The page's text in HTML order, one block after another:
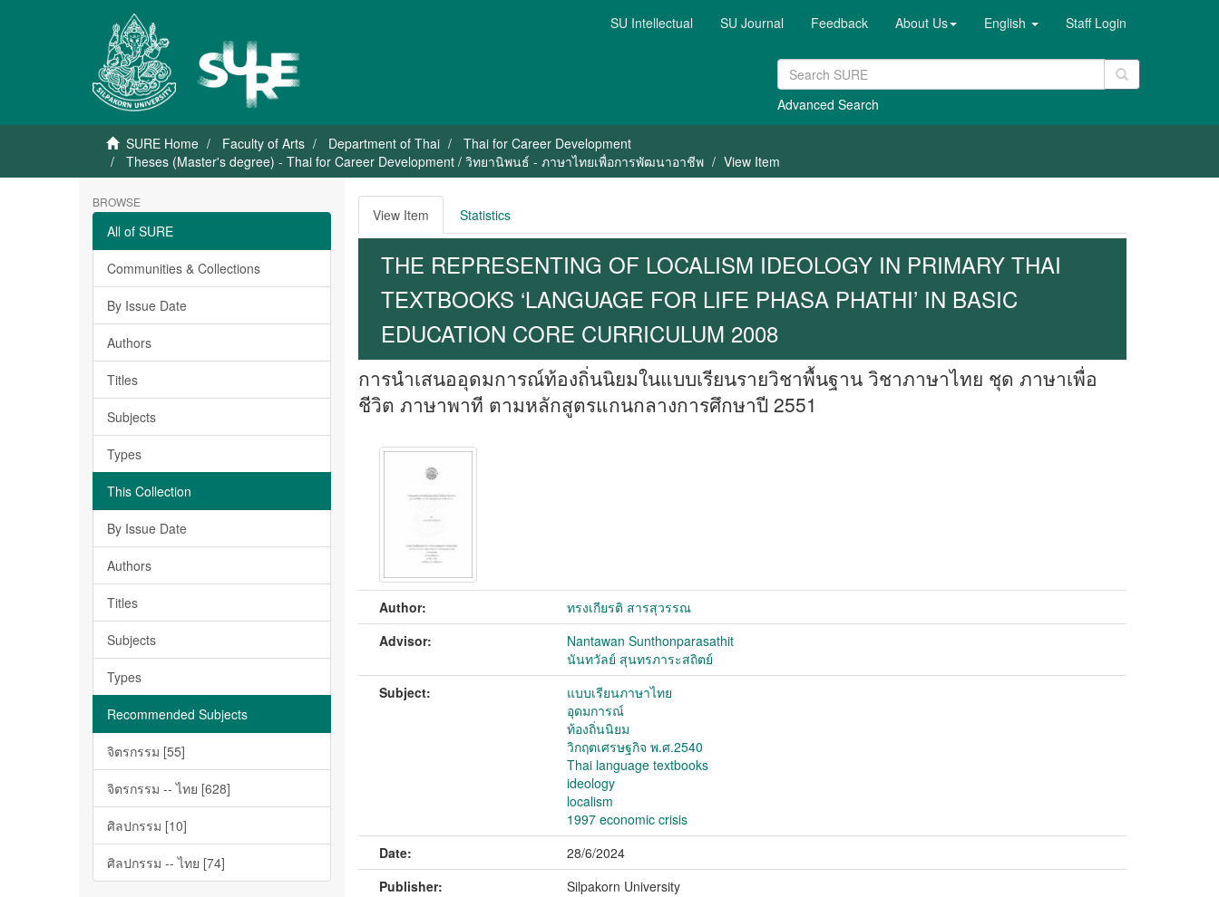
SU Intellectual SU Journal Feedback About Us English Staff Login
Advanced Search
SURE Home Faculty of Arts Department of Thai
Thai for Career Development
Theses (Master's degree) - Thai for Career Development / วิทยานิพนธ์ - ภาษาไทยเพื่อการพัฒนาอาชีพ
View Item
BROWSE
All of SURE
Communities & Collections
By Issue Date
Authors
Titles
Subjects
Types
This Collection
By Issue Date
Authors
Titles
Subjects
Types
Recommended Subjects
จิตรกรรม [55]
จิตรกรรม -- ไทย [628]
ศิลปกรรม [10]
ศิลปกรรม -- ไทย [74]
View Item Statistics
THE REPRESENTING OF LOCALISM IDEOLOGY IN PRIMARY THAI
TEXTBOOKS ‘LANGUAGE FOR LIFE PHASA PHATHI’ IN BASIC
EDUCATION CORE CURRICULUM 2008
การนำเสนออุดมการณ์ท้องถิ่นนิยมในแบบเรียนรายวิชาพื้นฐาน วิชาภาษาไทย ชุด ภาษาเพื่อ
ชีวิต ภาษาพาที ตามหลักสูตรแกนกลางการศึกษาปี 2551
Author:
ทรงเกียรติ สารสุวรรณ
Advisor:
Nantawan Sunthonparasathit
นันทวัลย์ สุนทรภาระสถิตย์
Subject:
แบบเรียนภาษาไทย
อุดมการณ์
ท้องถิ่นนิยม
วิกฤตเศรษฐกิจ พ.ศ.2540
Thai language textbooks
ideology
localism
1997 economic crisis
Date:
28/6/2024
Publisher:
Silpakorn University